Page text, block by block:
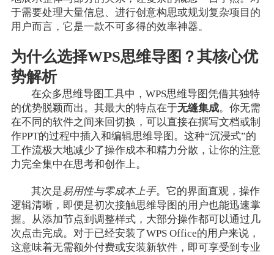
于需要处理大量信息、进行创意构思或规划复杂项目的
用户而言，它是一款不可多得的效率神器。
为什么选择WPS思维导图？其核心优
势解析
在众多思维导图工具中，WPS思维导图凭借其独特
的优势脱颖而出。其最大的特点在于无缝集成。你无需
在不同的软件之间来回切换，可以直接在撰写文档或制
作PPT的过程中插入和编辑思维导图。这种“沉浸式”的
工作流极大地减少了操作成本和精力分散，让你的注意
力完全集中在思考和创作上。
其次是易用性与零成本上手。它的界面直观，操作
逻辑清晰，即便是初次接触思维导图的用户也能迅速掌
握。从添加节点到调整样式，大部分操作都可以通过几
次点击完成。对于已经安装了WPS Office的用户来说，
这意味着无需额外付费或安装新软件，即可享受到专业